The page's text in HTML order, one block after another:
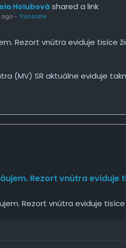
Holubováshared a link
ago- Translate
Rezort vnútra eviduje tisíce
(MV) SR aktuálne eviduje
Rezort vnútra
Rezort vnútra eviduje